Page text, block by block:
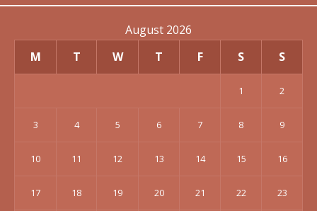
August 2026
M
T W T F S S
1 2
3 4 5 6 7 8 9
10 11 12 13 14 15 16
17 18 19 20 21 22 23